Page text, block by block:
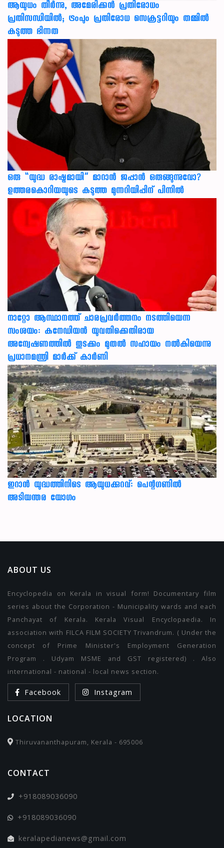
ആയുധം തീർന്നു, അമേരിക്കൻ പ്രതിരോധം
പ്രതിസന്ധിയിൽ; ട്രംപും പ്രതിരോധ സെക്രട്ടറിയും തമ്മിൽ
കടുത്ത ഭിന്നത
ഒരു “യുദ്ധ രാഷ്ട്രമായി” മാറാൻ ജപ്പാൻ ഒരുങ്ങുന്നുവോ?
ഉത്തരകൊറിയയുടെ കടുത്ത മുന്നറിയിപ്പിന് പിന്നിൽ
നാറ്റോ ആസ്ഥാനത്ത് ചാരപ്രവര്‍ത്തനം നടത്തിയെന്ന
സംശയം: കനേഡിയന്‍ യുവതിക്കെതിരായ
അന്വേഷണത്തില്‍ തുടക്കം മുതല്‍ സഹായം നല്‍കിയെന്നു
പ്രധാനമന്ത്രി മാര്‍ക്ക് കാര്‍ണി
ഇറാന്‍ യുദ്ധത്തിനിടെ ആയുധക്കുറവ്: പെന്റഗണില്‍
അടിയന്തര യോഗം
ABOUT US
Encyclopedia on Kerala in visual form! Documentary film
series about the Corporation - Municipality wards and each
Panchayat of Kerala. Kerala Visual Encyclopaedia. In
association with FILCA FILM SOCIETY Trivandrum. ( Under the
concept of Prime Minister's Employment Generation
Program . Udyam MSME and GST registered) . Also
international - national - local news section.
Facebook Instagram
LOCATION
Thiruvananthapuram, Kerala - 695006
CONTACT
+918089036090
+918089036090
keralapedianews@gmail.com